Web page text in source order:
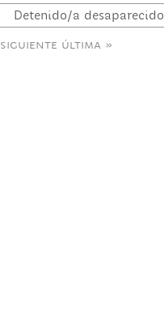
Detenido/a
siguiente última »